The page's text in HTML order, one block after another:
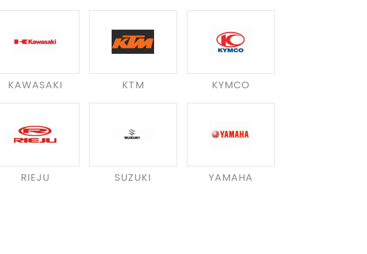
KAWASAKI KTM KYMCO
RIEJU SUZUKI YAMAHA